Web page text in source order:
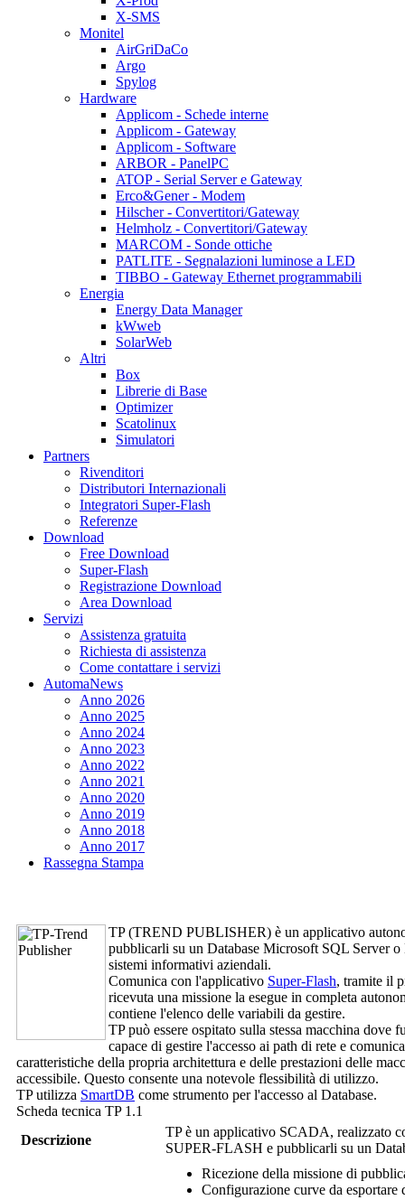
X-SMS
Monitel
AirGriDaCo
Argo
Spylog
Hardware
Applicom - Schede interne
Applicom - Gateway
Applicom - Software
ARBOR - PanelPC
ATOP - Serial Server e Gateway
Erco&Gener - Modem
Hilscher - Convertitori/Gateway
Helmholz - Convertitori/Gateway
MARCOM - Sonde ottiche
PATLITE - Segnalazioni luminose a LED
TIBBO - Gateway Ethernet programmabili
Energia
Energy Data Manager
kWweb
SolarWeb
Altri
Box
Librerie di Base
Optimizer
Scatolinux
Simulatori
Partners
Rivenditori
Distributori Internazionali
Integratori Super-Flash
Referenze
Download
Free Download
Super-Flash
Registrazione Download
Area Download
Servizi
Assistenza gratuita
Richiesta di assistenza
Come contattare i servizi
AutomaNews
Anno 2026
Anno 2025
Anno 2024
Anno 2023
Anno 2022
Anno 2021
Anno 2020
Anno 2019
Anno 2018
Anno 2017
Rassegna Stampa
TP (TREND PUBLISHER) è un applicativo
pubblicarli su un Database Microsoft SQL Server
sistemi informativi aziendali.
Comunica con l'applicativo Super-Flash, tramite il
ricevuta una missione la esegue in completa
contiene l'elenco delle variabili da gestire.
TPpuò essere ospitato sulla stessa macchina dove
capace di gestire l'accesso ai path di rete e
caratteristiche della propria architettura e delle prestazioni delle
accessibile. Questo consente una notevole flessibilità di utilizzo.
TPutilizza SmartDB come strumento per l'accesso al Database.
Scheda tecnica TP1.1
Descrizione
TPè un applicativo SCADA, realizzato
SUPER-FLASH e pubblicarli su un
Ricezione della missione di
Configurazione curve da